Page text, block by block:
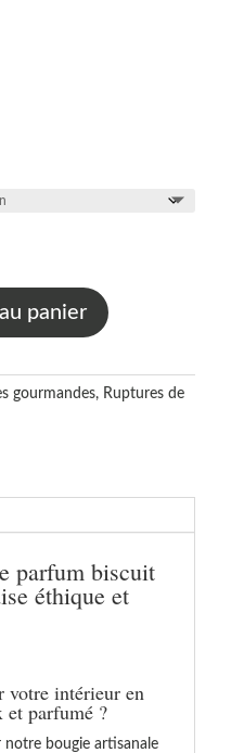
panier
gourmandes, Ruptures de
parfum biscuit
éthique et
votre intérieur en
et parfumé ?
notre bougie artisanale